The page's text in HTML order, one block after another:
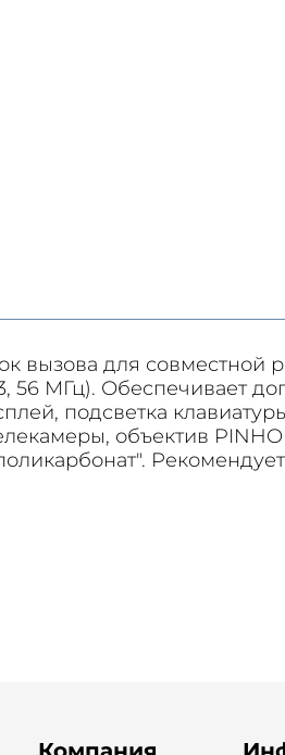
вызова для
56 МГц). Обеспечивает
подсветка
объектив